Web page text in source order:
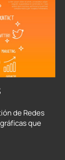
de Redes
que